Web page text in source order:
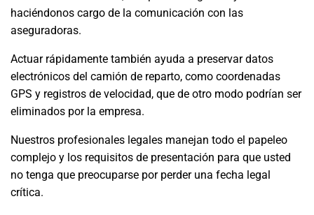
haciéndonos cargo de la comunicación con las
aseguradoras.
Actuar rápidamente también ayuda a preservar datos
electrónicos del camión de reparto, como coordenadas
GPS y registros de velocidad, que de otro modo podrían ser
eliminados por la empresa.
Nuestros profesionales legales manejan todo el papeleo
complejo y los requisitos de presentación para que usted
no tenga que preocuparse por perder una fecha legal
crítica.